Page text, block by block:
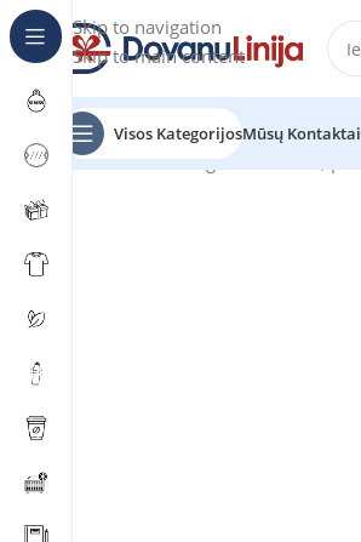
Skip to navigation
Skip to main content
Visos KategorijosMūsų Kontaktai
Pradžia Katalogas